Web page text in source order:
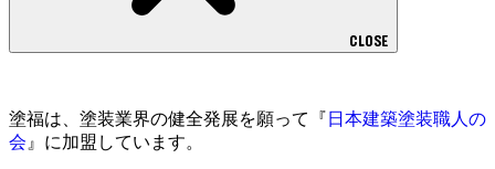
CLOSE
塗福は、塗装業界の健全発展を願って『 日本建築塗装職人の
会 』に加盟しています。